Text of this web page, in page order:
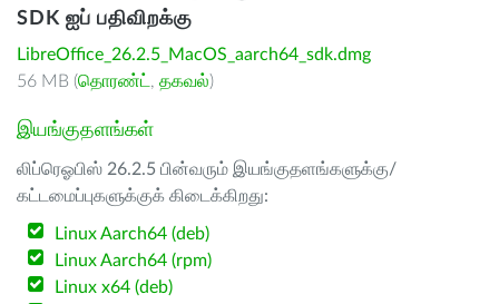
SDK ஐப் பதிவிறக்கு
LibreOffice_26.2.5_MacOS_aarch64_sdk.dmg
56 MB (தொரண்ட் , தகவல்)
இயங்குதளங்கள்
லிப்ரெஓபிஸ் 26.2.5 பின்வரும் இயங்குதளங்களுக்கு/
கட்டமைப்புகளுக்குக் கிடைக்கிறது:
Linux Aarch64 (deb)
Linux Aarch64 (rpm)
Linux x64 (deb)